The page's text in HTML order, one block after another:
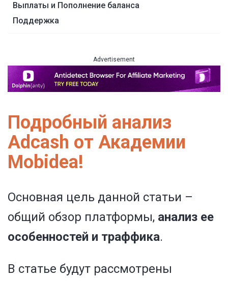
Выплаты и Пополнение баланса
Поддержка
Advertisement
Подробный анализ
Adcash от Академии
Mobidea!
Основная цель данной статьи –
общий обзор платформы, анализ ее
особенностей и траффика.
В статье будут рассмотрены